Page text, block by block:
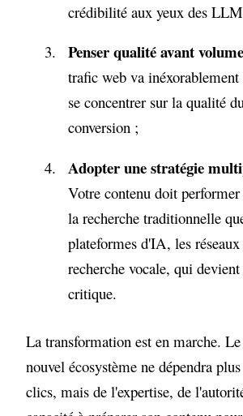
crédibilité aux yeux des
Penser qualité avant
trafic web va
se concentrer sur la qualité
conversion ;
Adopter une stratégie
Votre contenu doit
la recherche traditionnelle
plateformes d'IA, les
recherche vocale, qui
critique.
La transformation est en marche. Le
nouvel écosystème ne dépendra
clics, mais de l'expertise, de